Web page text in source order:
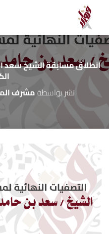
انطلاق مسابقة الشيخ سعد
نشر بواسطةمشرف